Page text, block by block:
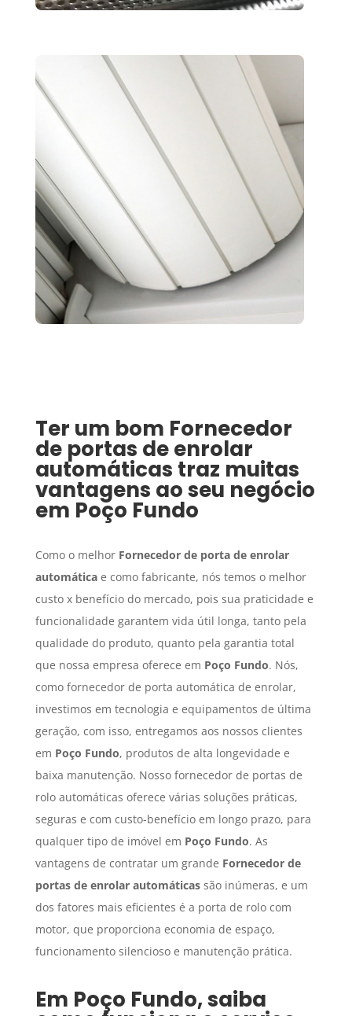
Ter um bom Fornecedor
de portas de enrolar
automáticas traz muitas
vantagens ao seu negócio
em Poço Fundo
Como o melhor Fornecedor de porta de enrolar
automáticae como fabricante, nós temos o melhor
custo x benefício do mercado, pois sua praticidade e
funcionalidade garantem vida útil longa, tanto pela
qualidade do produto, quanto pela garantia total
que nossa empresa oferece em Poço Fundo. Nós,
como fornecedor de porta automática de enrolar,
investimos em tecnologia e equipamentos de última
geração, com isso, entregamos aos nossos clientes
em Poço Fundo, produtos de alta longevidade e
baixa manutenção. Nosso fornecedor de portas de
rolo automáticas oferece várias soluções práticas,
seguras e com custo-benefício em longo prazo, para
qualquer tipo de imóvel em Poço Fundo. As
vantagens de contratar um grande Fornecedor de
portas de enrolar automáticassão inúmeras, e um
dos fatores mais eficientes é a porta de rolo com
motor, que proporciona economia de espaço,
funcionamento silencioso e manutenção prática.
Em Poço Fundo, saiba